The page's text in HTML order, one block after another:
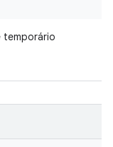
temporário